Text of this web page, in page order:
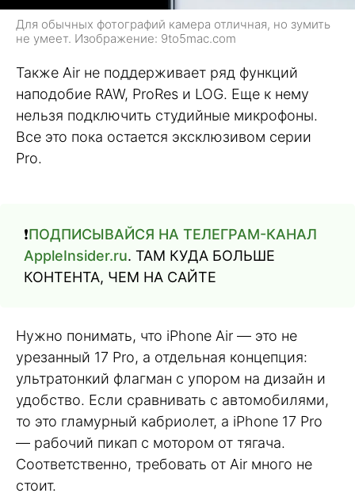
Для обычных фотографий камера отличная, но зумить
не умеет. Изображение: 9to5mac.com
Также Air не поддерживает ряд функций
наподобие RAW, ProRes и LOG. Еще к нему
нельзя подключить студийные микрофоны.
Все это пока остается эксклюзивом серии
Pro.
❗️ПОДПИСЫВАЙСЯ НА ТЕЛЕГРАМ-КАНАЛ
AppleInsider.ru. ТАМ КУДА БОЛЬШЕ
КОНТЕНТА, ЧЕМ НА САЙТЕ
Нужно понимать, что iPhone Air — это не
урезанный 17 Pro, а отдельная концепция:
ультратонкий флагман с упором на дизайн и
удобство. Если сравнивать с автомобилями,
то это гламурный кабриолет, а iPhone 17 Pro
— рабочий пикап с мотором от тягача.
Соответственно, требовать от Air много не
стоит.